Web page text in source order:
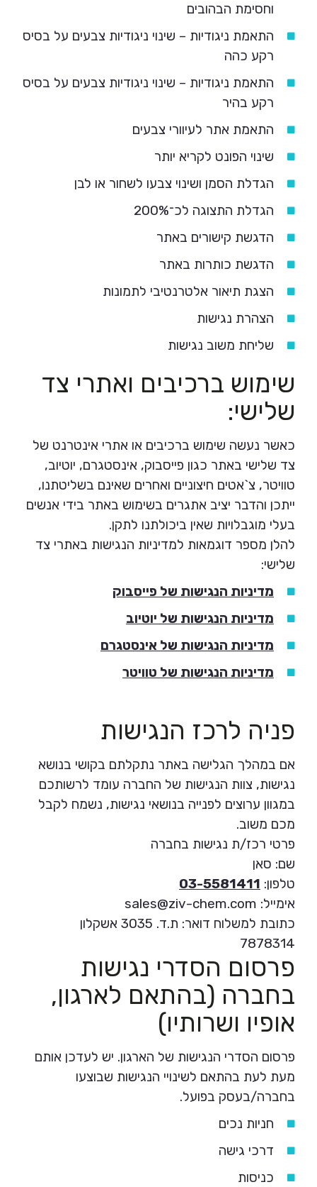
וחסימת הבהובים
התאמת ניגודיות – שינוי ניגודיות צבעים על בסיס
רקע כהה
התאמת ניגודיות – שינוי ניגודיות צבעים על בסיס
רקע בהיר
התאמת אתר לעיוורי צבעים
שינוי הפונט לקריא יותר
הגדלת הסמן ושינוי צבעו לשחור או לבן
הגדלת התצוגה לכ־200%
הדגשת קישורים באתר
הדגשת כותרות באתר
הצגת תיאור אלטרנטיבי לתמונות
הצהרת נגישות
שליחת משוב נגישות
שימוש ברכיבים ואתרי צד
שלישי:
כאשר נעשה שימוש ברכיבים או אתרי אינטרנט של
צד שלישי באתר כגון פייסבוק, אינסטגרם, יוטיוב,
טוויטר, צ`אטים חיצוניים ואחרים שאינם בשליטתנו,
ייתכן והדבר יציב אתגרים בשימוש באתר בידי אנשים
בעלי מוגבלויות שאין ביכולתנו לתקן.
להלן מספר דוגמאות למדיניות הנגישות באתרי צד
שלישי:
מדיניות הנגישות של פייסבוק
מדיניות הנגישות של יוטיוב
מדיניות הנגישות של אינסטגרם
מדיניות הנגישות של טוויטר
פניה לרכז הנגישות
אם במהלך הגלישה באתר נתקלתם בקושי בנושא
נגישות, צוות הנגישות של החברה עומד לרשותכם
במגוון ערוצים לפנייה בנושאי נגישות, נשמח לקבל
מכם משוב.
פרטי רכז/ת נגישות בחברה
שם: סאן
טלפון: 03-5581411
אימייל: sales@ziv-chem.com
כתובת למשלוח דואר: ת.ד. 3035 אשקלון
7878314
פרסום הסדרי נגישות
בחברה (בהתאם לארגון,
אופיו ושרותיו)
פרסום הסדרי הנגישות של הארגון. יש לעדכן אותם
מעת לעת בהתאם לשינויי הנגישות שבוצעו
בחברה/בעסק בפועל.
חניות נכים
דרכי גישה
כניסות